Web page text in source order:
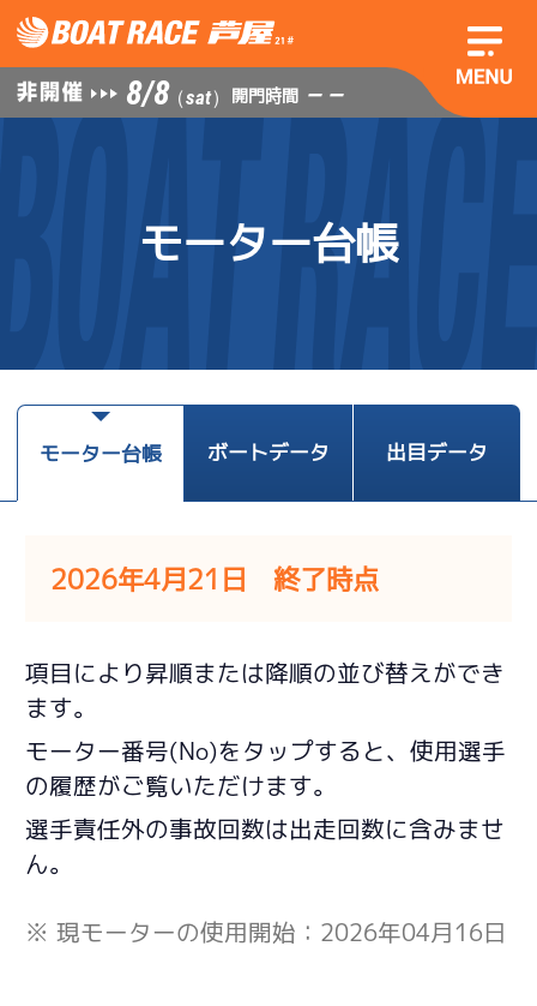
8/8（sat） 開門時間 — —
モーター台帳
モーター台帳 ボートデータ 出目データ
2026年4月21日 終了時点
項目により昇順または降順の並び替えができ
ます。
モーター番号(No)をタップすると、使用選手
の履歴がご覧いただけます。
選手責任外の事故回数は出走回数に含みませ
ん。
※ 現モーターの使用開始：2026年04月16日